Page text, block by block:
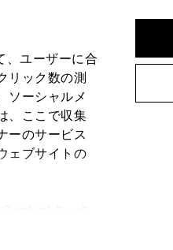
ユーザーに合
リック数の測
ソーシャルメ
、ここで収集
ーのサービス
ェブサイトの